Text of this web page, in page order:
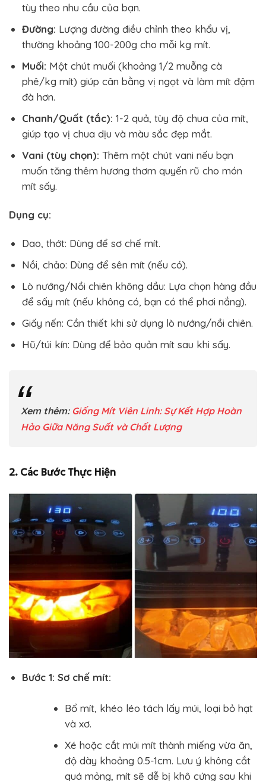
tùy theo nhu cầu của bạn.
Đường: Lượng đường điều chỉnh theo khẩu vị,
thường khoảng 100-200g cho mỗi kg mít.
Muối: Một chút muối (khoảng 1/2 muỗng cà
phê/kg mít) giúp cân bằng vị ngọt và làm mít đậm
đà hơn.
Chanh/Quất (tắc): 1-2 quả, tùy độ chua của mít,
giúp tạo vị chua dịu và màu sắc đẹp mắt.
Vani (tùy chọn): Thêm một chút vani nếu bạn
muốn tăng thêm hương thơm quyến rũ cho món
mít sấy.
Dụng cụ:
Dao, thớt: Dùng để sơ chế mít.
Nồi, chảo: Dùng để sên mít (nếu có).
Lò nướng/Nồi chiên không dầu: Lựa chọn hàng đầu
để sấy mít (nếu không có, bạn có thể phơi nắng).
Giấy nến: Cần thiết khi sử dụng lò nướng/nồi chiên.
Hũ/túi kín: Dùng để bảo quản mít sau khi sấy.
Xem thêm: Giống Mít Viên Linh: Sự Kết Hợp Hoàn
Hảo Giữa Năng Suất và Chất Lượng
2. Các Bước Thực Hiện
Bước 1: Sơ chế mít:
Bổ mít, khéo léo tách lấy múi, loại bỏ hạt
và xơ.
Xé hoặc cắt múi mít thành miếng vừa ăn,
độ dày khoảng 0.5-1cm. Lưu ý không cắt
quá mỏng, mít sẽ dễ bị khô cứng sau khi